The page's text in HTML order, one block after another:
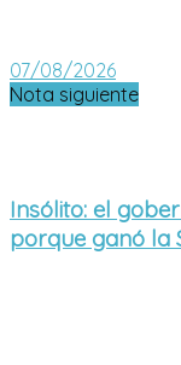
07/08/2026
Nota siguiente
Insólito: el
porque ganó la